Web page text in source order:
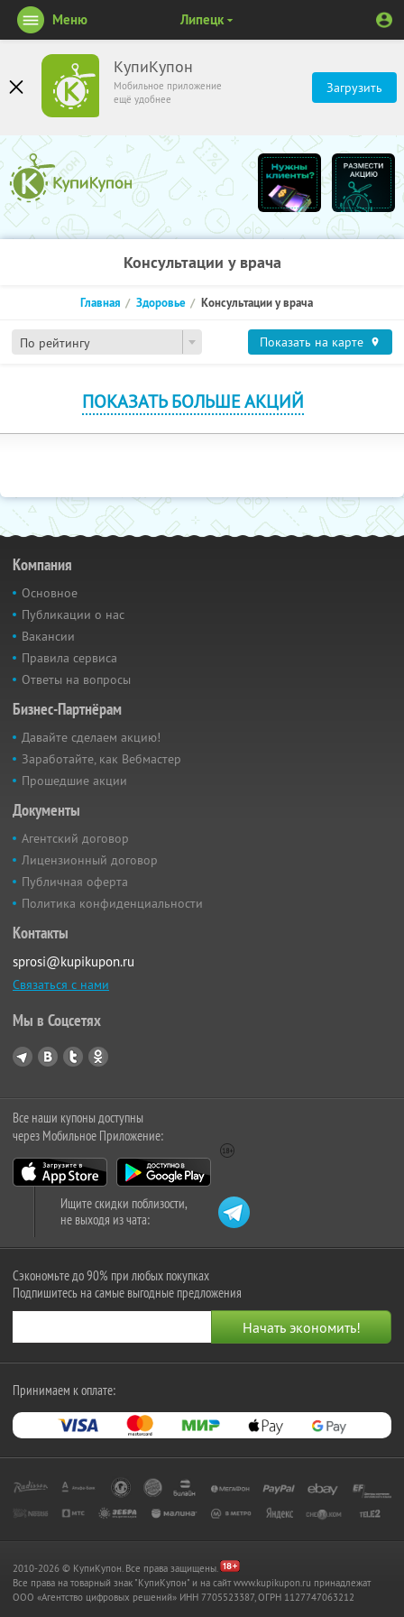
КупиКупон
Мобильное приложение
ещё удобнее
Загрузить
Меню Липецк
Консультации у врача
По рейтингу
Главная Здоровье Консультации у врача
Показать на карте
ПОКАЗАТЬ БОЛЬШЕ АКЦИЙ
Компания
Основное
Публикации о нас
Вакансии
Правила сервиса
Ответы на вопросы
Бизнес-Партнёрам
Давайте сделаем акцию!
Заработайте, как Вебмастер
Прошедшие акции
Документы
Агентский договор
Лицензионный договор
Публичная оферта
Политика конфиденциальности
Контакты
sprosi@kupikupon.ru
Связаться с нами
Мы в Соцсетях
Все наши купоны доступны
через Мобильное Приложение:
Ищите скидки поблизости,
не выходя из чата:
Сэкономьте до 90% при любых покупках
Подпишитесь на самые выгодные предложения
Принимаем к оплате:
2010-2026 © КупиКупон. Все права защищены.
Все права на товарный знак "КупиКупон" и на сайт www.kupikupon.ru принадлежат
OOO «Агентство цифровых решений» ИНН 7705523387, ОГРН 1127747063212